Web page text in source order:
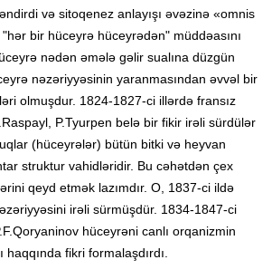
və sitoqenez anlayışı əvəzinə «omnis
bir hüceyrə hüceyrədən" müddəasını
nədən əmələ gəlir sualına düzgün
nəzəriyyəsinin yaranmasından əvvəl bir
olmuşdur. 1824-1827-ci illərdə fransız
P.Tyurpen belə bir fikir irəli sürdülər
(hüceyrələr) bütün bitki və heyvan
struktur vahidləridir. Bu cəhətdən çex
qeyd etmək lazımdır. O, 1837-ci ildə
irəli sürmüşdür. 1834-1847-ci
hüceyrəni canlı orqanizmin
fikri formalaşdırdı.